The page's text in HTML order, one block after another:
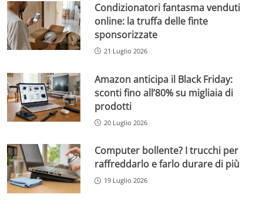
Condizionatori fantasma venduti
online: la truffa delle finte
sponsorizzate
21 Luglio 2026
Amazon anticipa il Black Friday:
sconti fino all’80% su migliaia di
prodotti
20 Luglio 2026
Computer bollente? I trucchi per
raffreddarlo e farlo durare di più
19 Luglio 2026